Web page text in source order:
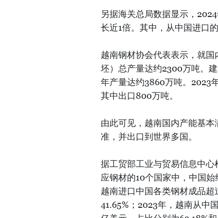
另据海关总局数据显示，
长近1倍。其中，从中国进口
越南钢材协会代表表示，就
坯）总产量达约2300万吨。
年产量达约3860万吨。2023
其中出口800万吨。
由此可见，越南国内产能基
准，并出口到世界多国。
据工贸部工业与贸易信息中
应钢材的10个国家中，中国
越南进口中国各类钢材成品
41.65%；2023年，越南从中